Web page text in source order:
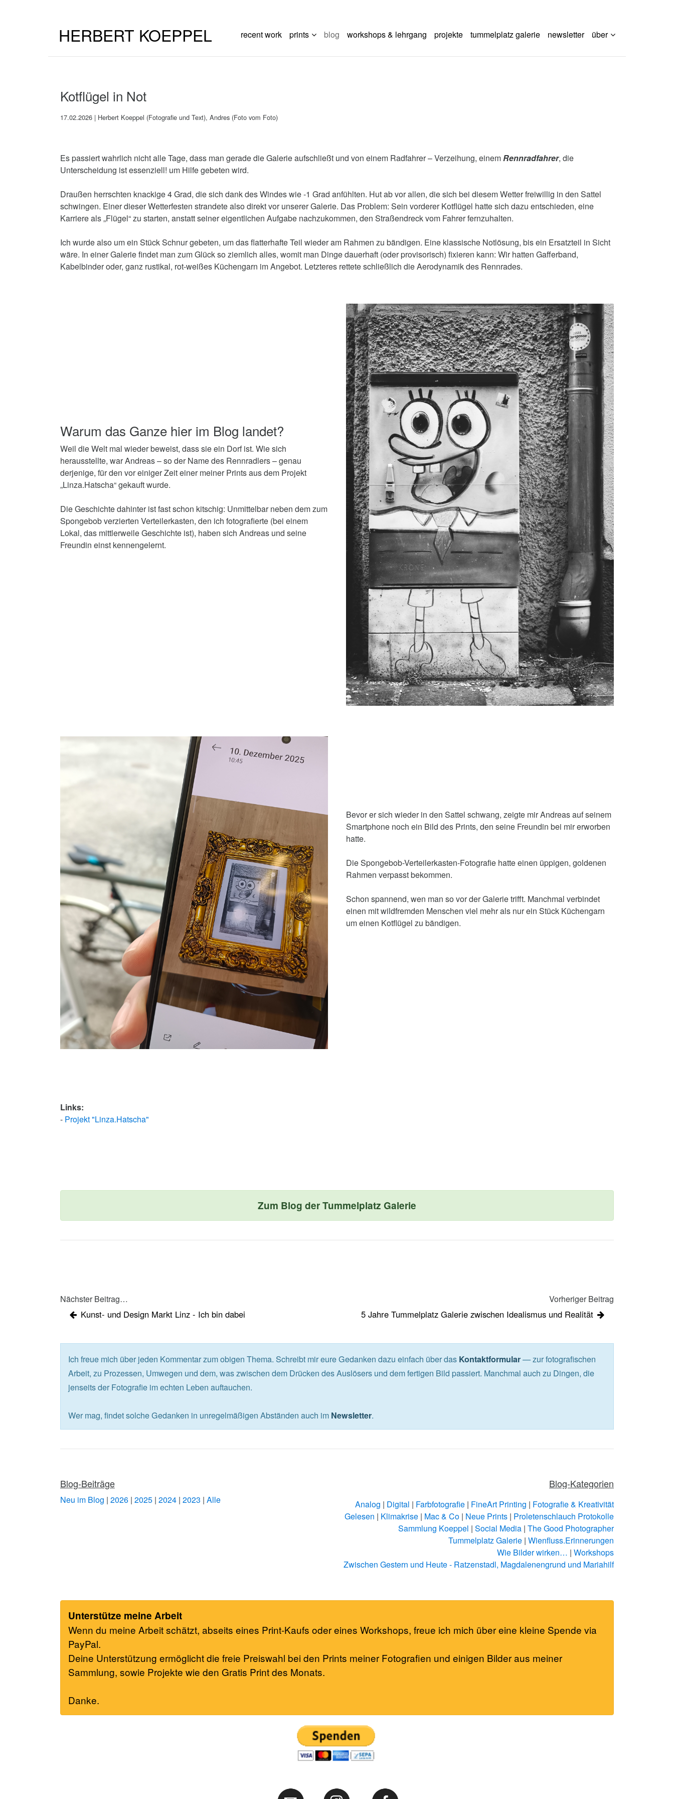
HERBERT KOEPPEL recent work prints blog workshops & lehrgang projekte tummelplatz galerie newsletter über
Kotflügel in Not
17.02.2026 | Herbert Koeppel (Fotografie und Text), Andres (Foto vom Foto)
Es passiert wahrlich nicht alle Tage, dass man gerade die Galerie aufschließt und von einem Radfahrer – Verzeihung, einem Rennradfahrer, die
Unterscheidung ist essenziell! um Hilfe gebeten wird.
Draußen herrschten knackige 4 Grad, die sich dank des Windes wie -1 Grad anfühlten. Hut ab vor allen, die sich bei diesem Wetter freiwillig in den Sattel
schwingen. Einer dieser Wetterfesten strandete also direkt vor unserer Galerie. Das Problem: Sein vorderer Kotflügel hatte sich dazu entschieden, eine
Karriere als „Flügel“ zu starten, anstatt seiner eigentlichen Aufgabe nachzukommen, den Straßendreck vom Fahrer fernzuhalten.
Ich wurde also um ein Stück Schnur gebeten, um das flatterhafte Teil wieder am Rahmen zu bändigen. Eine klassische Notlösung, bis ein Ersatzteil in Sicht
wäre. In einer Galerie findet man zum Glück so ziemlich alles, womit man Dinge dauerhaft (oder provisorisch) fixieren kann: Wir hatten Gafferband,
Kabelbinder oder, ganz rustikal, rot-weißes Küchengarn im Angebot. Letzteres rettete schließlich die Aerodynamik des Rennrades.
Warum das Ganze hier im Blog landet?
Weil die Welt mal wieder beweist, dass sie ein Dorf ist. Wie sich
herausstellte, war Andreas – so der Name des Rennradlers – genau
derjenige, für den vor einiger Zeit einer meiner Prints aus dem Projekt
„Linza.Hatscha“ gekauft wurde.
Die Geschichte dahinter ist fast schon kitschig: Unmittelbar neben dem zum
Spongebob verzierten Verteilerkasten, den ich fotografierte (bei einem
Lokal, das mittlerweile Geschichte ist), haben sich Andreas und seine
Freundin einst kennengelernt.
Bevor er sich wieder in den Sattel schwang, zeigte mir Andreas auf seinem
Smartphone noch ein Bild des Prints, den seine Freundin bei mir erworben
hatte.
Die Spongebob-Verteilerkasten-Fotografie hatte einen üppigen, goldenen
Rahmen verpasst bekommen.
Schon spannend, wen man so vor der Galerie trifft. Manchmal verbindet
einen mit wildfremden Menschen viel mehr als nur ein Stück Küchengarn
um einen Kotflügel zu bändigen.
Links:
- Projekt "Linza.Hatscha"
Zum Blog der Tummelplatz Galerie
Nächster Beitrag…
Kunst- und Design Markt Linz - Ich bin dabei
Vorheriger Beitrag
5 Jahre Tummelplatz Galerie zwischen Idealismus und Realität
Ich freue mich über jeden Kommentar zum obigen Thema. Schreibt mir eure Gedanken dazu einfach über das Kontaktformular— zur fotografischen
Arbeit, zu Prozessen, Umwegen und dem, was zwischen dem Drücken des Auslösers und dem fertigen Bild passiert. Manchmal auch zu Dingen, die
jenseits der Fotografie im echten Leben auftauchen.
Wer mag, findet solche Gedanken in unregelmäßigen Abständen auch im Newsletter.
Blog-Beiträge
Neu im Blog | 2026| 2025| 2024| 2023 | Alle
Blog-Kategorien
Analog | Digital | Farbfotografie | FineArt Printing | Fotografie & Kreativität
Gelesen | Klimakrise | Mac & Co | Neue Prints | Proletenschlauch Protokolle
Sammlung Koeppel |Social Media |The Good Photographer
Tummelplatz Galerie |Wienfluss.Erinnerungen
Wie Bilder wirken… |Workshops
Zwischen Gestern und Heute - Ratzenstadl, Magdalenengrund und Mariahilf
Unterstütze meine Arbeit
Wenn du meine Arbeit schätzt, abseits eines Print-Kaufs oder eines Workshops, freue ich mich über eine kleine Spende via
PayPal.
Deine Unterstützung ermöglicht die freie Preiswahl bei den Prints meiner Fotografien und einigen Bilder aus meiner
Sammlung, sowie Projekte wie den Gratis Print des Monats.
Danke.